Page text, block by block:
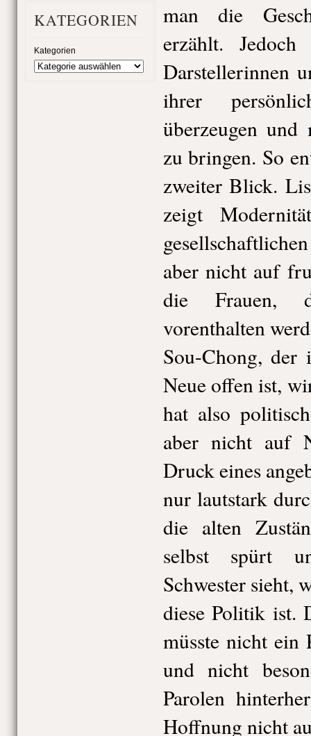
KATEGORIEN
Kategorien
man die
erzählt.
Darstellerinnen
ihrer
überzeugen und
zu bringen. So
zweiter Blick.
zeigt
aber nicht auf
die Frauen,
vorenthalten
Sou-Chong,
Neue offen ist,
hat also
aber nicht auf
Druck eines
nur lautstark
die alten
selbst spürt
Schwester sieht,
diese Politik ist.
müsste nicht ein
und nicht
Parolen
Hoffnung nicht